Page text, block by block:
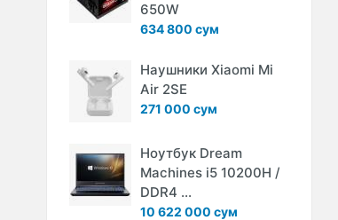
650W
634 800 сум
Наушники Xiaomi Mi
Air 2SE
271 000 сум
Ноутбук Dream
Machines i5 10200H /
DDR4 ...
10 622 000 сум